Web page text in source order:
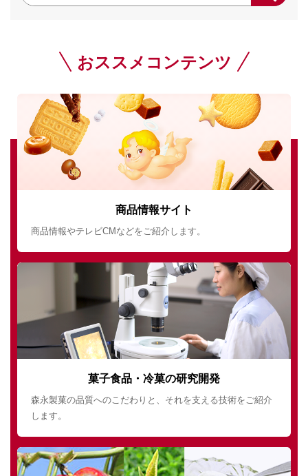
おススメコンテンツ
商品情報サイト
商品情報やテレビCMなどをご紹介します。
菓子食品・冷菓の研究開発
森永製菓の品質へのこだわりと、それを支える技術をご紹介
します。